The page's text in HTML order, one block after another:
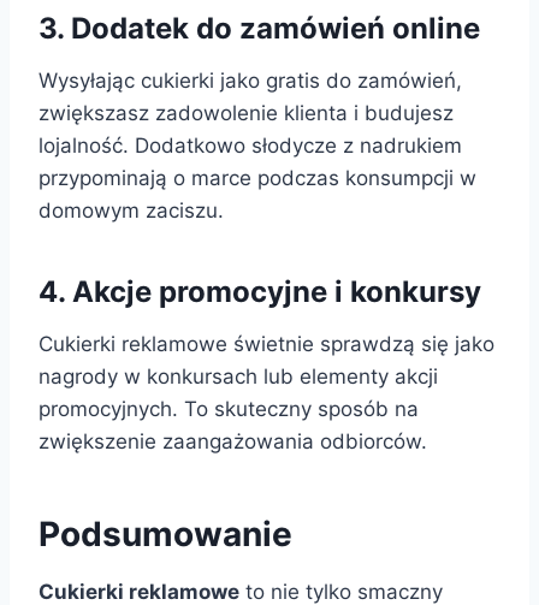
3. Dodatek do zamówień online
Wysyłając cukierki jako gratis do zamówień,
zwiększasz zadowolenie klienta i budujesz
lojalność. Dodatkowo słodycze z nadrukiem
przypominają o marce podczas konsumpcji w
domowym zaciszu.
4. Akcje promocyjne i konkursy
Cukierki reklamowe świetnie sprawdzą się jako
nagrody w konkursach lub elementy akcji
promocyjnych. To skuteczny sposób na
zwiększenie zaangażowania odbiorców.
Podsumowanie
Cukierki reklamowe to nie tylko smaczny